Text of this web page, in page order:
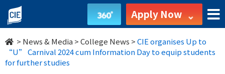
CIE
organises
Up
Apply Now
> News & Media >College News >CIE organises Up to
“U” Carnival 2024 cum Information Day to equip students
for further studies